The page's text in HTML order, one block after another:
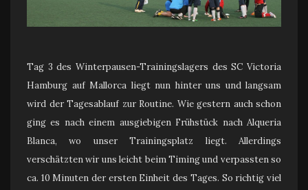
Tag 3 des Winterpausen-Trainingslagers des SC Victoria
Hamburg auf Mallorca liegt nun hinter uns und langsam
wird der Tagesablauf zur Routine. Wie gestern auch schon
ging es nach einem ausgiebigen Frühstück nach Alqueria
Blanca, wo unser Trainingsplatz liegt. Allerdings
verschätzten wir uns leicht beim Timing und verpassten so
ca. 10 Minuten der ersten Einheit des Tages. So richtig viel